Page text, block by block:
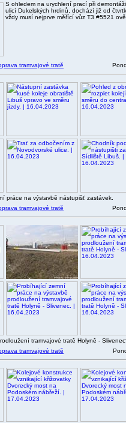
S ohledem na urychlení prací při
ulicí Dukelských hrdinů, dochází již od
vždy musí nejprve měřící vůz T3 #5521
tramvajové tratě
práce na výstavbě nástupišť zastávek.
tramvajové tratě
tramvajové tratě Holyně -
tramvajové tratě